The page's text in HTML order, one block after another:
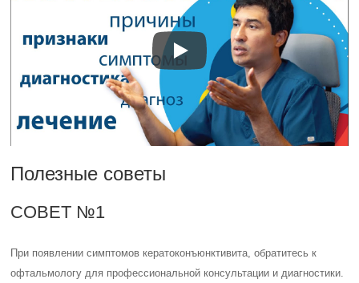
Полезные советы
СОВЕТ №1
При появлении симптомов кератоконъюнктивита, обратитесь к
офтальмологу для профессиональной консультации и диагностики.